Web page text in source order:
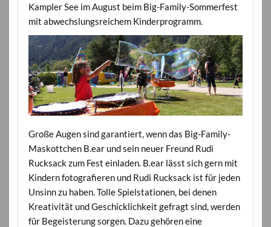
Kampler See im August beim Big-Family-Sommerfest
mit abwechslungsreichem Kinderprogramm.
Große Augen sind garantiert, wenn das Big-Family-
Maskottchen B.ear und sein neuer Freund Rudi
Rucksack zum Fest einladen. B.ear lässt sich gern mit
Kindern fotografieren und Rudi Rucksack ist für jeden
Unsinn zu haben. Tolle Spielstationen, bei denen
Kreativität und Geschicklichkeit gefragt sind, werden
für Begeisterung sorgen. Dazu gehören eine